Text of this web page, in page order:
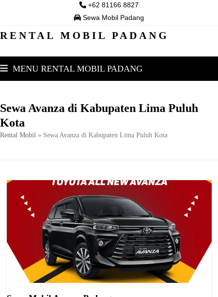
+62 81166 8827
Sewa Mobil Padang
RENTAL MOBIL PADANG
MENU RENTAL MOBIL PADANG
Sewa Avanza di Kabupaten Lima Puluh
Kota
Rental Mobil » Sewa Avanza di Kabupaten Lima Puluh Kota